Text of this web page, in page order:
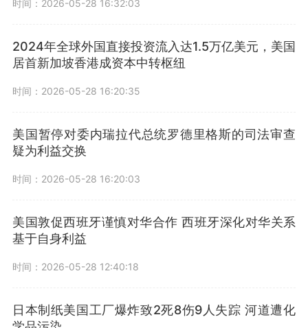
时间：2026-05-28 16:32:03
2024年全球外国直接投资流入达1.5万亿美元，美国
居首新加坡香港成资本中转枢纽
时间：2026-05-28 16:20:35
美国暂停对委内瑞拉代总统罗德里格斯的司法审查
疑为利益交换
时间：2026-05-28 16:20:03
美国敦促西班牙谨慎对华合作 西班牙深化对华关系
基于自身利益
时间：2026-05-28 12:40:18
日本制纸美国工厂爆炸致2死8伤9人失踪 河道遭化